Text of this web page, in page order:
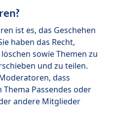
ist es, das Geschehen
haben das Recht,
sowie Themen zu
und zu teilen.
dass
Passendes oder
andere Mitglieder